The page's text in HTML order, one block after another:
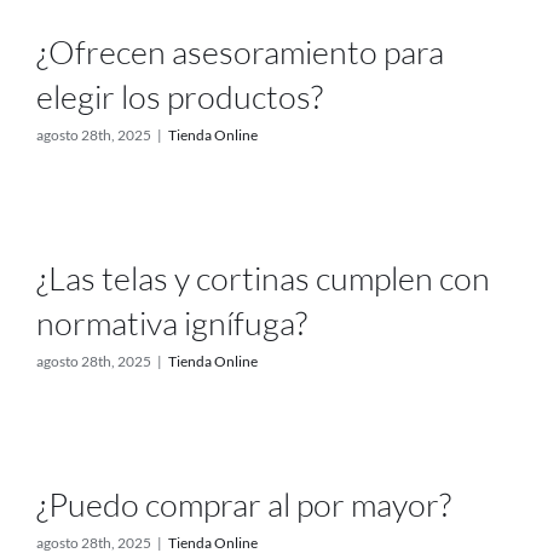
Blog
¿Ofrecen asesoramiento para
elegir los productos?
agosto 28th, 2025 | Tienda Online
¿Las telas y cortinas cumplen con
normativa ignífuga?
agosto 28th, 2025 | Tienda Online
¿Puedo comprar al por mayor?
agosto 28th, 2025 | Tienda Online